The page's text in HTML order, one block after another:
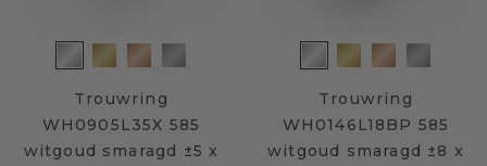
Trouwring
WH0905L35X 585
witgoud smaragd ±5 x
Trouwring
WH0146L18BP 585
witgoud smaragd ±8 x